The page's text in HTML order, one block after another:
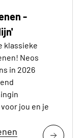
-
klassieke
Neos
in 2026
jou en je